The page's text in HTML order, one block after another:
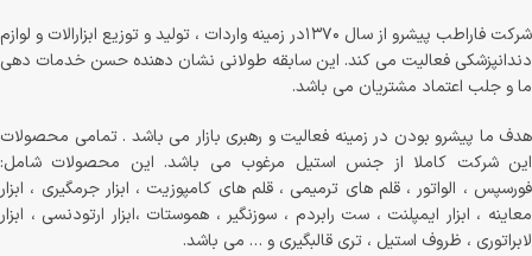
شرکت فاراطب پیشرو از سال ۱۳۷۰در زمینه واردات ، تولید و توزیع ابزارالات و لوازم
دندانپزشکی فعالیت می کند. این سابقه طولانی نشان دهنده حسن خدمات دهی
ما و جلب اعتماد مشتریان می باشد.
هدف ما پیشرو بودن در زمینه فعالیت و رهبری بازار می باشد . تمامی محصولات
این شرکت کاملا از جنس استیل مرغوب می باشد. این محصولات شامل:
فورسپس ، الواتور ، قلم های ترمیمی ، قلم های کامپوزیت ، ابزار جرمگیری ، ابزار
معاینه ، ابزار ایمپلنت ، ست رابردم ، سوزنگیر ، هموستات ،ابزار ارتودنسی ، ابزار
لابراتوری ، ظروف استیل ، تری قالبگیری و … می باشد.